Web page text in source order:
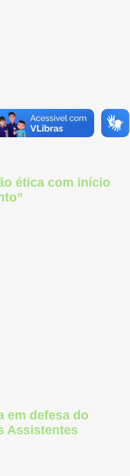
ética com início
em defesa do
Assistentes